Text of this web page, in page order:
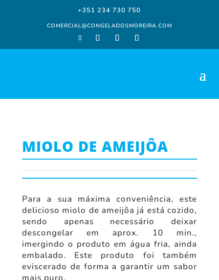
+351 234 730 750
COMERCIAL@CONGELADOSMOREIRA.COM
MIOLO DE AMEIJÔA
Para a sua máxima conveniência, este
delicioso miolo de ameijôa já está cozido,
sendo apenas necessário deixar
descongelar em aprox. 10 min.,
imergindo o produto em água fria, ainda
embalado. Este produto foi também
eviscerado de forma a garantir um sabor